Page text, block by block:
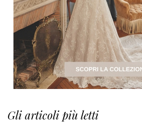
Gli articoli più letti